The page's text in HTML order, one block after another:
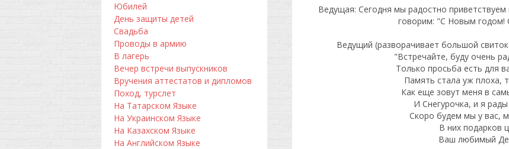
Ведущая: Сегодня мы радостно
говорим: "С Новым годом!
Ведущий (разворачивает большой
"Встречайте, буду очень
Только просьба есть для
Память стала уж плоха,
Как еще зовут меня в
И Снегурочка, и я
Скоро будем мы у вас,
В них подарков
Ваш любимый
Юбилей
День защиты детей
Свадьба
Проводы в армию
В лагерь
Вечер встречи выпускников
Вручения аттестатов и дипломов
Поход, турслет
На Татарском Языке
На Украинском Языке
На Казахском Языке
На Английском Языке